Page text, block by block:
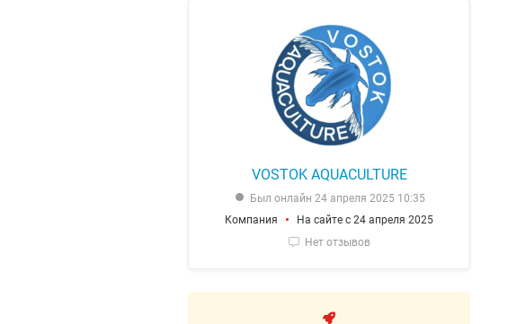
VOSTOK AQUACULTURE
Был онлайн 24 апреля 2025 10:35
Компания
На сайте с 24 апреля 2025
Нет отзывов